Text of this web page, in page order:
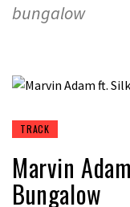
bungalow
TRACK
Marvin
Bungalow